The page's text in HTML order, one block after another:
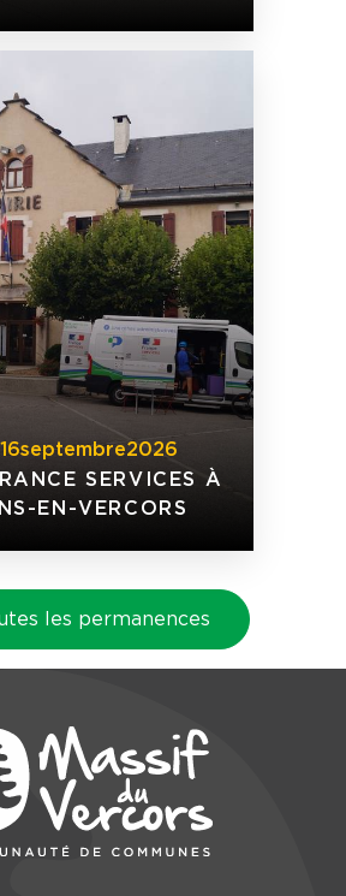
16septembre2026
SERVICES À
EN-VERCORS
les permanences